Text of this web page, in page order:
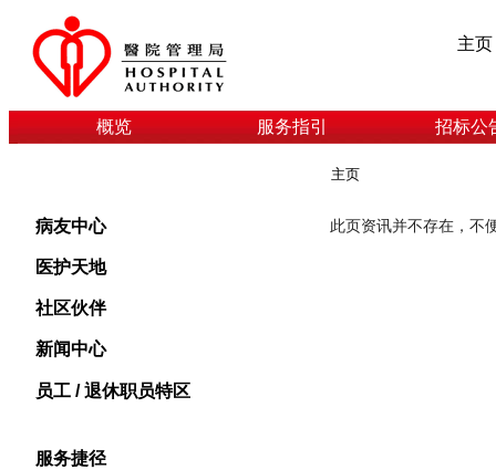
主页
概览 服务指引 招标公
病友中心
医护天地
社区伙伴
新闻中心
员工 / 退休职员特区
服务捷径
主页